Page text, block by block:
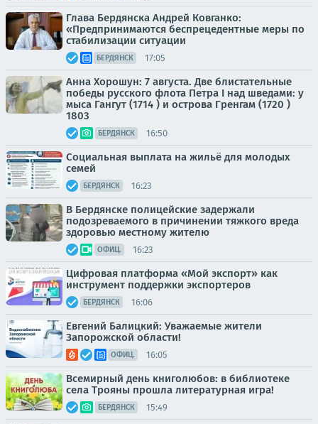
Глава Бердянска Андрей Ковганко:
«Предпринимаются беспрецедентные меры по
стабилизации ситуации
БЕРДЯНСК 17:05
Анна Хорошун: 7 августа. Две блистательные
победы русского флота Петра I над шведами: у
мыса Гангут (1714 ) и острова Гренгам (1720 )
1803
БЕРДЯНСК 16:50
Социальная выплата на жильё для молодых
семей
БЕРДЯНСК 16:23
В Бердянске полицейские задержали
подозреваемого в причинении тяжкого вреда
здоровью местному жителю
ОФИЦ. 16:23
Цифровая платформа «Мой экспорт» как
инструмент поддержки экспортеров
БЕРДЯНСК 16:06
Евгений Балицкий: Уважаемые жители
Запорожской области!
ОФИЦ. 16:05
Всемирный день книголюбов: в библиотеке
села Трояны прошла литературная игра!
БЕРДЯНСК 15:49